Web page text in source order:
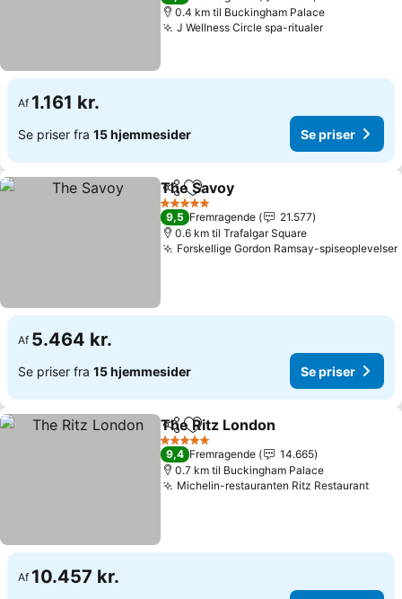
0.4 km til Buckingham Palace
J Wellness Circle spa-ritualerSe priser
Af 1.161 kr.
Se priser fra 15 hjemmesider Se priser
Del Føj til favoritter
The Savoy
5 Stjerner
9,5 Fremragende
21.577
0.6 km til Trafalgar Square
Forskellige Gordon Ramsay-spiseoplevelser
Af 5.464 kr.
Se priser fra 15 hjemmesider Se priser
Del Føj til favoritter
The Ritz London
5 Stjerner
9,4 Fremragende
14.665
0.7 km til Buckingham Palace
Michelin-restauranten Ritz RestaurantSe
Af 10.457 kr.